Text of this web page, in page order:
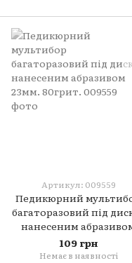
Артикул: 009559
Педикюрний
багаторазовий під
нанесеним
23мм. 80грит.
109 грн
Немає в наявності